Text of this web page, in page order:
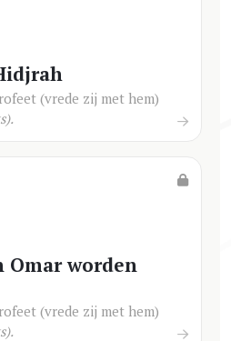
(vrede zij met hem)
Omar worden
(vrede zij met hem)